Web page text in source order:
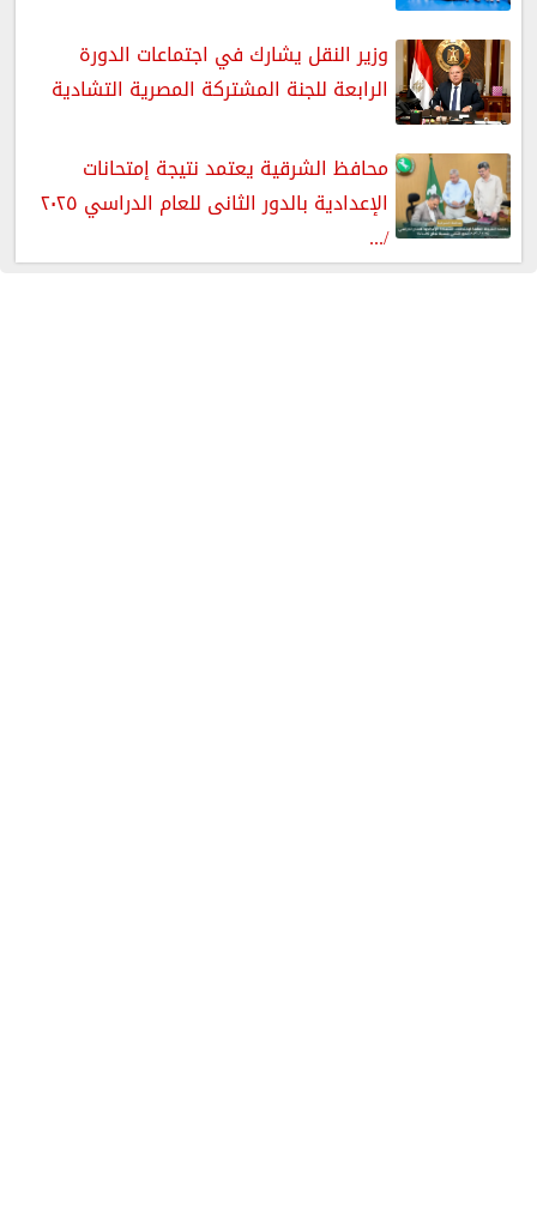
وزير النقل يشارك في اجتماعات الدورة
الرابعة للجنة المشتركة المصرية التشادية
محافظ الشرقية يعتمد نتيجة إمتحانات
الإعدادية بالدور الثانى للعام الدراسي ٢٠٢٥
/...